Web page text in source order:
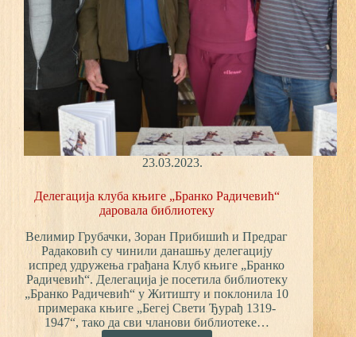
23.03.2023.
Делегација клуба књиге „Бранко Радичевић“
даровала библиотеку
Велимир Грубачки, Зоран Прибишић и Предраг
Радаковић су чинили данашњу делегацију
испред удружења грађана Клуб књиге „Бранко
Радичевић“. Делегација је посетила библиотеку
„Бранко Радичевић“ у Житишту и поклонила 10
примерака књиге „Бегеј Свети Ђурађ 1319-
1947“, тако да сви чланови библиотеке…